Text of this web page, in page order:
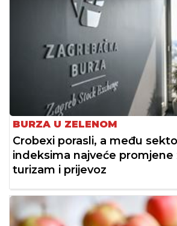
BURZA U ZELENOM
Crobexi porasli, a među
indeksima najveće promjene
turizam i prijevoz